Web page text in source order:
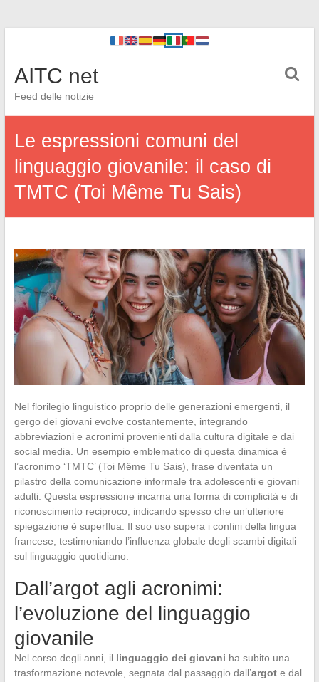
AITC net
Feed delle notizie
Le espressioni comuni del
linguaggio giovanile: il caso di
TMTC (Toi Même Tu Sais)
Nel florilegio linguistico proprio delle generazioni emergenti, il
gergo dei giovani evolve costantemente, integrando
abbreviazioni e acronimi provenienti dalla cultura digitale e dai
social media. Un esempio emblematico di questa dinamica è
l’acronimo ‘TMTC’ (Toi Même Tu Sais), frase diventata un
pilastro della comunicazione informale tra adolescenti e giovani
adulti. Questa espressione incarna una forma di complicità e di
riconoscimento reciproco, indicando spesso che un’ulteriore
spiegazione è superflua. Il suo uso supera i confini della lingua
francese, testimoniando l’influenza globale degli scambi digitali
sul linguaggio quotidiano.
Dall’argot agli acronimi:
l’evoluzione del linguaggio
giovanile
Nel corso degli anni, il linguaggio dei giovani ha subito una
trasformazione notevole, segnata dal passaggio dall’argote dal